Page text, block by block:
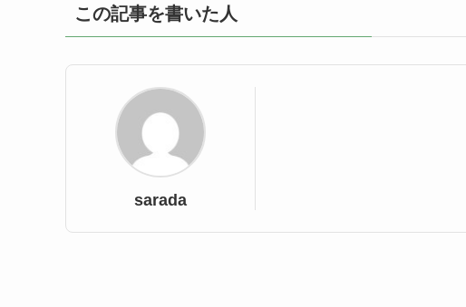
この記事を書いた人
sarada